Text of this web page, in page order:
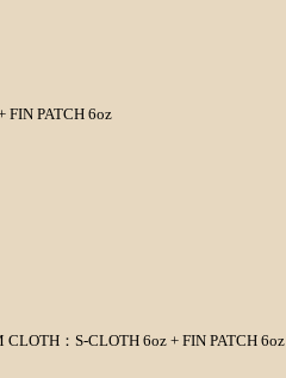
PATCH 6oz
CLOTH：S-CLOTH 6oz + FIN PATCH 6oz